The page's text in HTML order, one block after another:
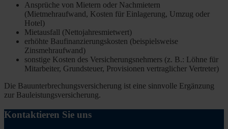
Ansprüche von Mietern oder Nachmietern
(Mietmehraufwand, Kosten für Einlagerung, Umzug oder
Hotel)
Mietausfall (Nettojahresmietwert)
erhöhte Baufinanzierungskosten (beispielsweise
Zinsmehraufwand)
sonstige Kosten des Versicherungsnehmers (z. B.: Löhne für
Mitarbeiter, Grundsteuer, Provisionen vertraglicher Vertreter)
Die Bauunterbrechungsversicherung ist eine sinnvolle Ergänzung
zur Bauleistungsversicherung.
Kontaktieren Sie uns